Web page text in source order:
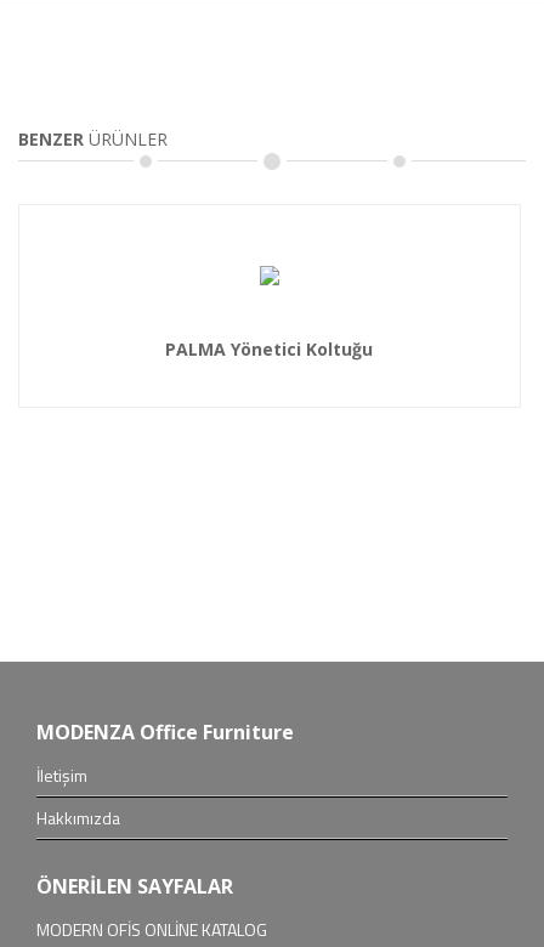
BENZER ÜRÜNLER
PALMA Yönetici Koltuğu
MODENZA Office Furniture
İletişim
Hakkımızda
ÖNERİLEN SAYFALAR
MODERN OFİS ONLİNE KATALOG